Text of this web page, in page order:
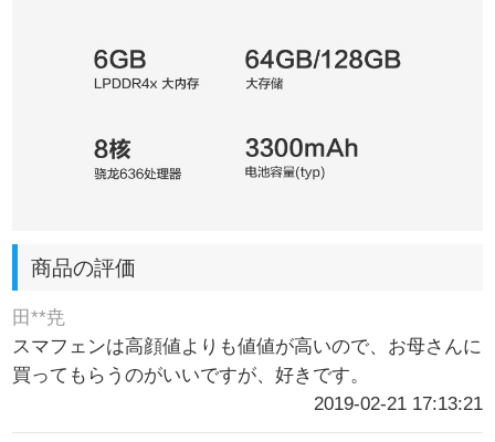
商品の評価
田**尭
スマフェンは高顔値よりも値値が高いので、お母さんに
買ってもらうのがいいですが、好きです。
2019-02-21 17:13:21